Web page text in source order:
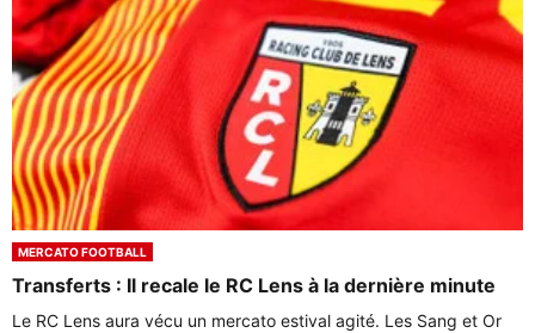
MERCATO FOOTBALL
Transferts : Il recale le RC Lens à la dernière minute
Le RC Lens aura vécu un mercato estival agité. Les Sang et Or